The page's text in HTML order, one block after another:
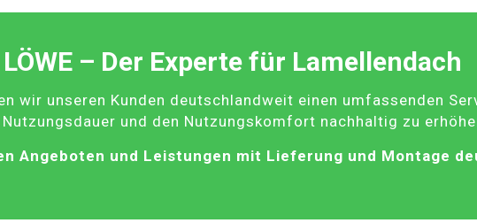
LÖWE – Der Experte für Lamellendach
wir unseren Kunden deutschlandweit einen umfassenden
und den Nutzungskomfort nachhaltig zu
Angeboten und Leistungen mit Lieferung und Montage